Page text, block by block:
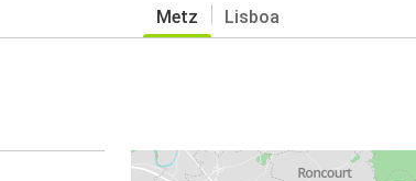
Metz Lisboa